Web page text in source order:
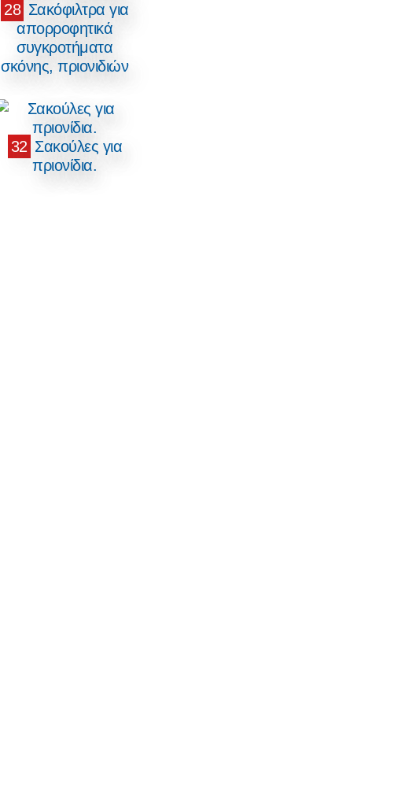
28 Σακόφιλτρα για
απορροφητικά
συγκροτήματα
σκόνης, πριονιδιών
32 Σακούλες για
πριονίδια.